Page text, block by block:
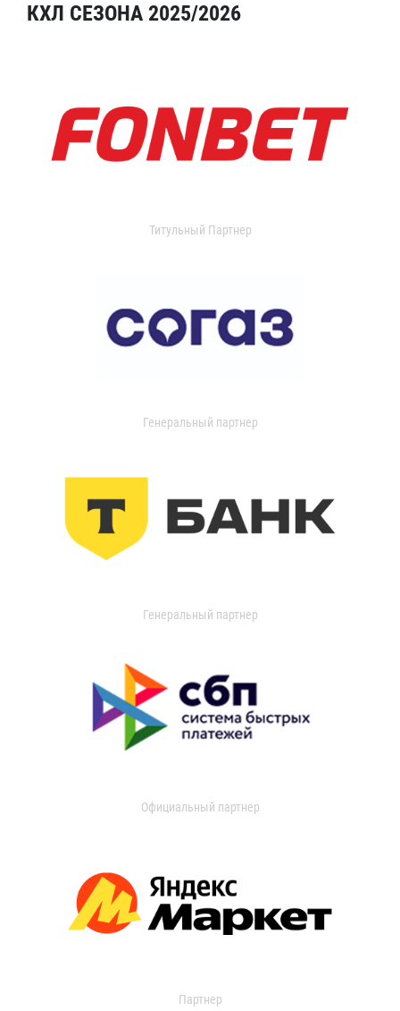
КХЛ СЕЗОНА 2025/2026
Титульный Партнер
Генеральный партнер
Генеральный партнер
Официальный партнер
Партнер